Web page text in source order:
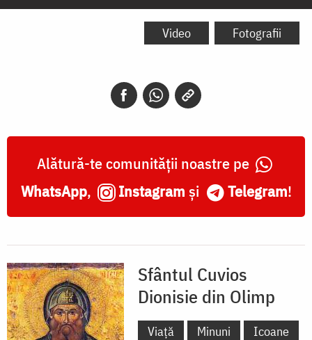
Falca
Video Fotografii
Alătură-te comunității noastre pe
WhatsApp, Instagram și Telegram!
Sfântul Cuvios
Dionisie din Olimp
Viață Minuni
Icoane